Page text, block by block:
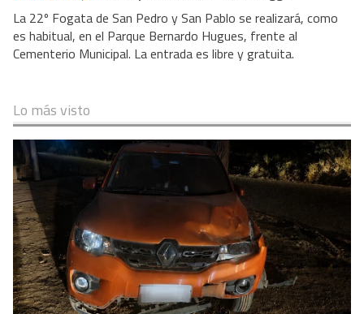
La 22º Fogata de San Pedro y San Pablo se realizará, como
es habitual, en el Parque Bernardo Hugues, frente al
Cementerio Municipal. La entrada es libre y gratuita.
Lo más visto